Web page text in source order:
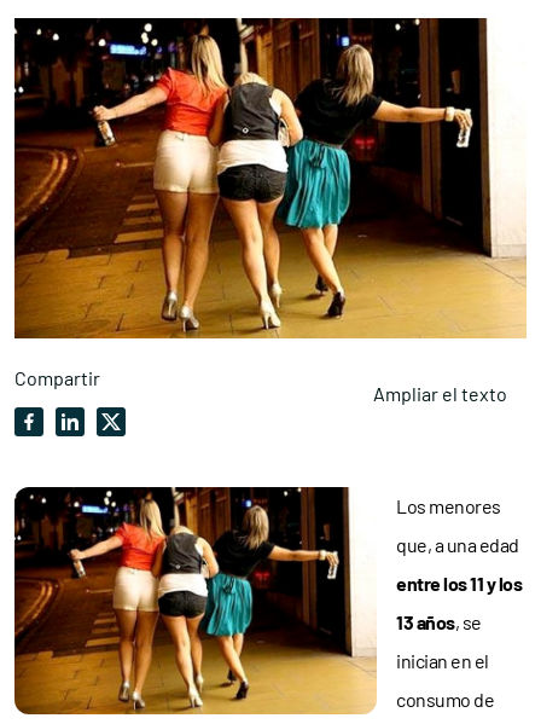
Compartir
Ampliar el texto
Los menores
que, a una edad
entre los 11 y los
13 años, se
inician en el
consumo de